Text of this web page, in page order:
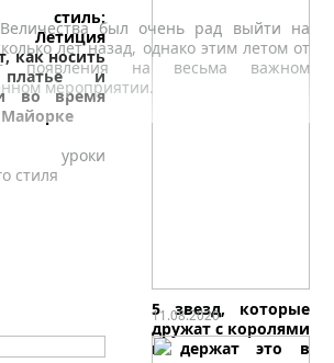
был очень рад выйти на
лет назад, однако этим летом от
появления на весьма важном
мероприятии.
стиль:
Летиция
как носить
платье и
во время
Майорке
уроки
стиля
5 звезд, которые
дружат с королями
и держат это в
11.08.2020